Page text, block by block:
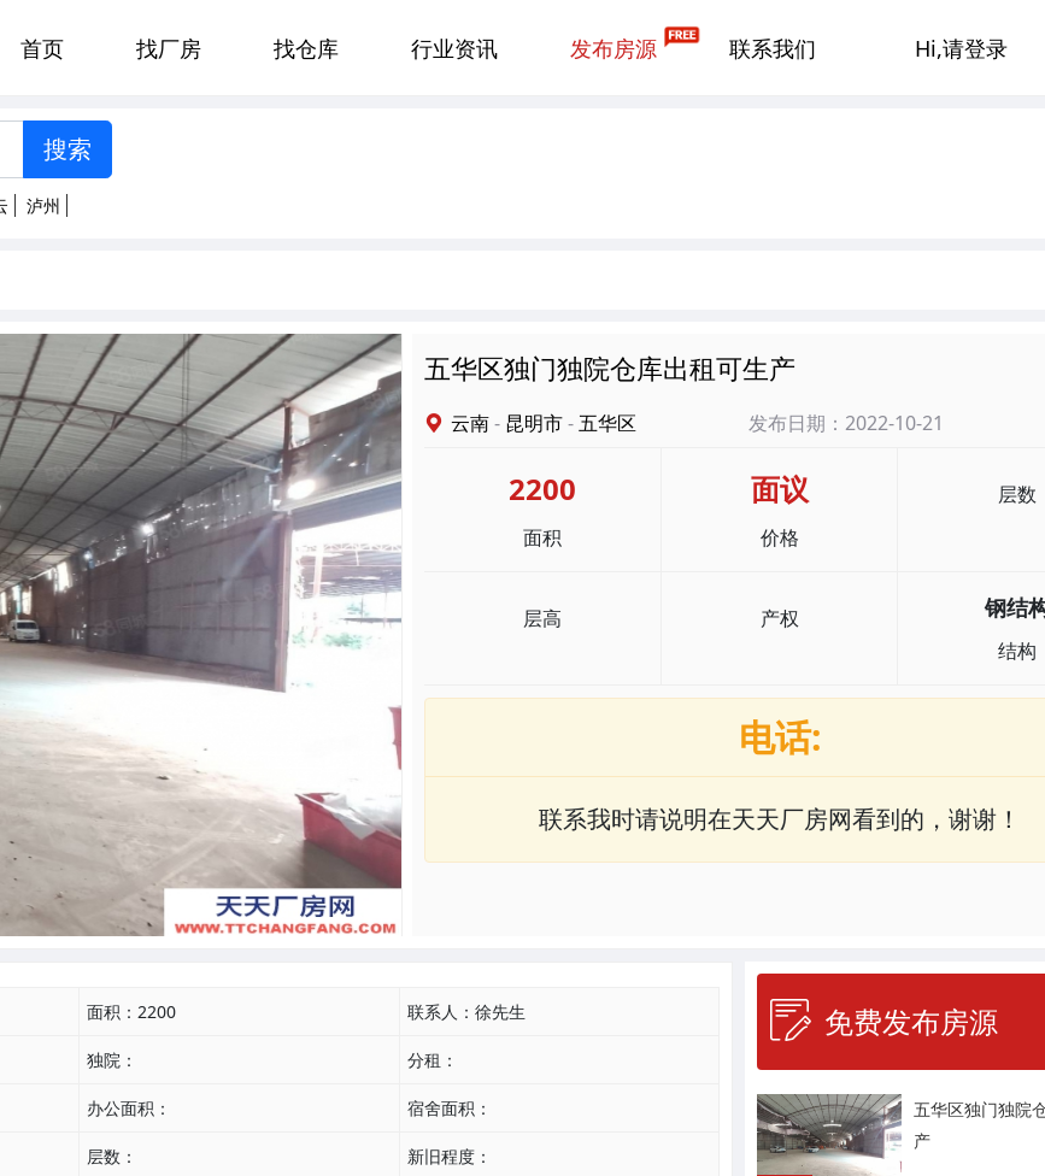
郑州 贵阳
Hi,请登录
首页 找厂房 找仓库 行业资讯 发布房源 联系我们
泸州
五华区独门独院仓库出租可生产
云南- 昆明市-五华区 发布日期：2022-10-21
2200
面积
面议
价格
层数
层高 产权 钢结
结构
电话:
联系我时请说明在天天厂房网看到的，谢谢！
面积： 2200 联系人： 徐先生
独院： 分租：
办公面积： 宿舍面积：
层数： 新旧程度：
免费发布房源
五华区独门独院
产